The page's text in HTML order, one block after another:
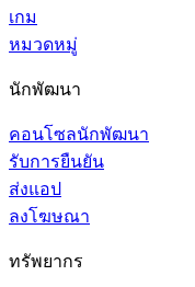
เกม
หมวดหมู่
นักพัฒนา
คอนโซลนักพัฒนา
รับการยืนยัน
ส่งแอป
ลงโฆษณา
ทรัพยากร